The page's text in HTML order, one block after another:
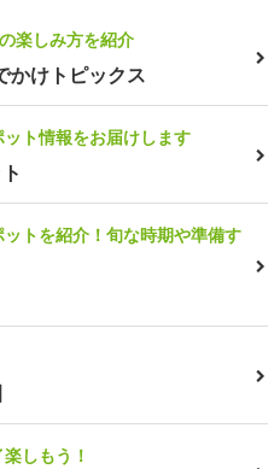
楽しみ方を紹介
かけトピックス
ト情報をお届けします
トを紹介！旬な時期や準備す
しもう！